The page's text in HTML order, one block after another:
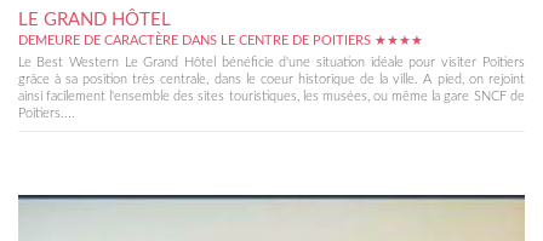
LE GRAND HÔTEL
DEMEURE DE CARACTÈRE DANS LE CENTRE DE POITIERS ★★★★
Le Best Western Le Grand Hôtel bénéficie d'une situation idéale pour visiter Poitiers
grâce à sa position très centrale, dans le coeur historique de la ville. A pied, on rejoint
ainsi facilement l'ensemble des sites touristiques, les musées, ou même la gare SNCF de
Poitiers....